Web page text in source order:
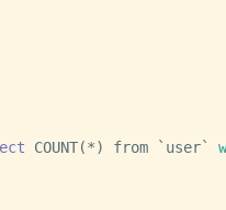
COUNT(*) from `user`